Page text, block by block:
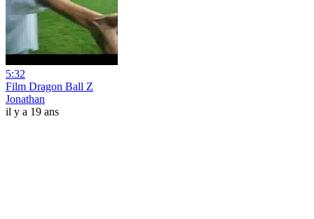
5:32
Film Dragon Ball Z
Jonathan
il y a 19 ans